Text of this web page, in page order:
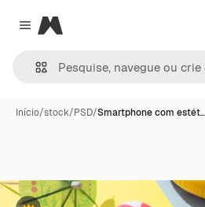
Close menu
Magnific
Início/stock/PSD/Smartphone com estét…